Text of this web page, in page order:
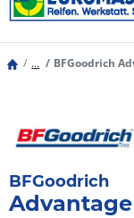
... BFGoodrich
BFGoodrich